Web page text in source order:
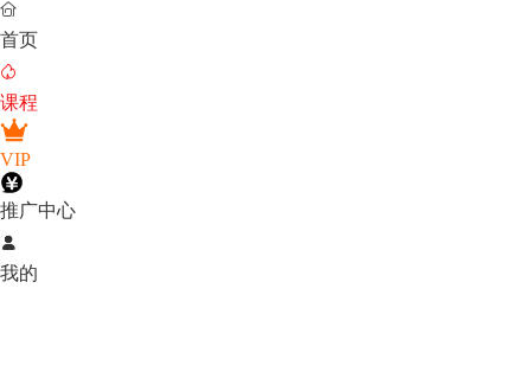

首页

课程
VIP
推广中心

我的